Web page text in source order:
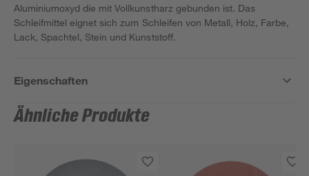
Aluminiumoxyd die mit Vollkunstharz gebunden ist. Das
Schleifmittel eignet sich zum Schleifen von Metall, Holz, Farbe,
Lack, Spachtel, Stein und Kunststoff.
Eigenschaften
Ähnliche Produkte